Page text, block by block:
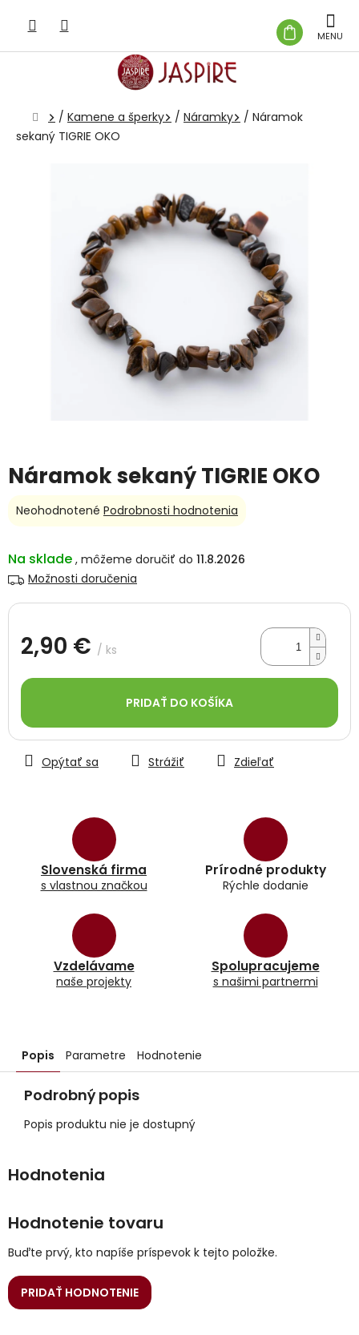
obsah
KOŠÍK
Domov
/ Kamene a šperky / Náramky / Náramok
sekaný TIGRIE OKO
Náramok sekaný TIGRIE OKO
Na sklade
11.8.2026
Možnosti doručenia
2,90 € / ks
cena:
PRIDAŤ DO KOŠÍKA
Slovenská firma
s vlastnou značkou
Prírodné produkty
Rýchle dodanie
Vzdelávame
naše projekty
Spolupracujeme
s našimi partnermi
Opýtať sa Strážiť Zdieľať
Priemerné
je
0,0
z
5
Neohodnotené Podrobnosti hodnotenia
Popis Parametre Hodnotenie
Podrobný popis
Popis produktu nie je dostupný
Hodnotenie tovaru
Buďte prvý, kto napíše príspevok k tejto položke.
PRIDAŤ HODNOTENIE